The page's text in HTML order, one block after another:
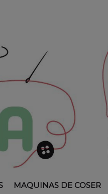
MAQUINAS DE COSER